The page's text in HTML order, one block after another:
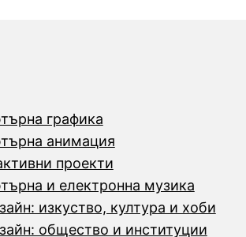
графика
анимация
проекти
и електронна музика
изкуство, култура и хоби
общество и институции